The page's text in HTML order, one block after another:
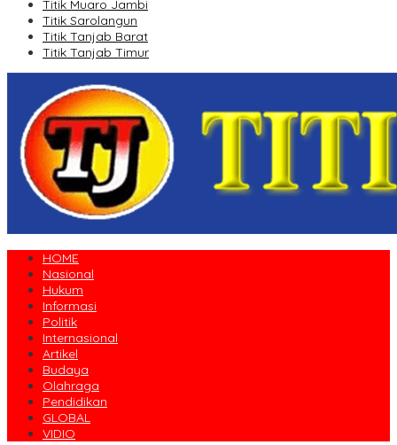
Titik Muaro Jambi
Titik Sarolangun
Titik Tanjab Barat
Titik Tanjab Timur
HOME
Nasional
Hukum
Informasi
Politik
Internasional
Artikel
Budaya
Olahraga
Pendidikan
GLOBAL
VIDIO